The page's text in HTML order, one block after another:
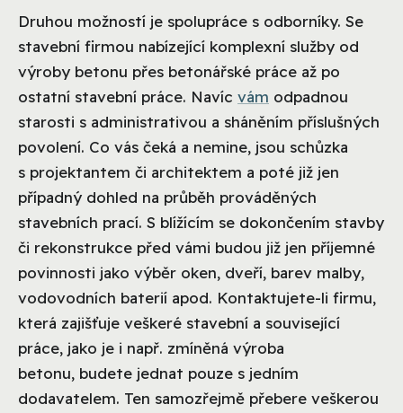
Druhou možností je spolupráce s odborníky. Se
stavební firmou nabízející komplexní služby od
výroby betonu přes betonářské práce až po
ostatní stavební práce. Navíc vám odpadnou
starosti s administrativou a sháněním příslušných
povolení. Co vás čeká a nemine, jsou schůzka
s projektantem či architektem a poté již jen
případný dohled na průběh prováděných
stavebních prací. S blížícím se dokončením stavby
či rekonstrukce před vámi budou již jen příjemné
povinnosti jako výběr oken, dveří, barev malby,
vodovodních baterií apod. Kontaktujete-li firmu,
která zajišťuje veškeré stavební a související
práce, jako je i např. zmíněná výroba
betonu, budete jednat pouze s jedním
dodavatelem. Ten samozřejmě přebere veškerou